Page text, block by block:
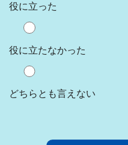
役に立った
役に立たなかった
どちらとも言えない